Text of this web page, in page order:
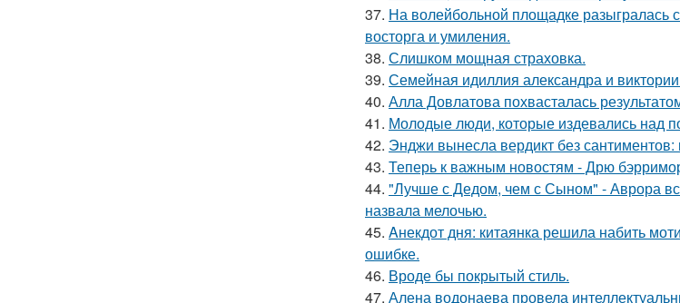
37. На волейбольной площадке разыгралась
восторга и умиления.
38. Слишком мощная страховка.
39. Семейная идиллия александра и
40. Алла Довлатова похвасталась
41. Молодые люди, которые издевались над
42. Энджи вынесла вердикт без
43. Теперь к важным новостям - Дрю
44. "Лучше с Дедом, чем с Сыном" - Аврора
назвала мелочью.
45. Aнекдот дня: китаянка решила набить
ошибке.
46. Вроде бы покрытый стиль.
47. Алена водонаева провела